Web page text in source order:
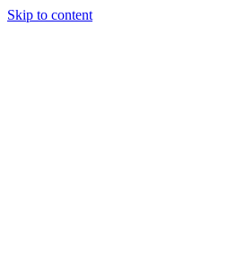
Skip to content